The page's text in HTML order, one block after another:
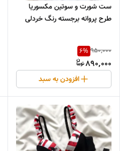
ست شورت و سوتین مکسوریا
طرح پروانه برجسته رنگ خردلی
950,000
6%
890,000
افزودن به سبد